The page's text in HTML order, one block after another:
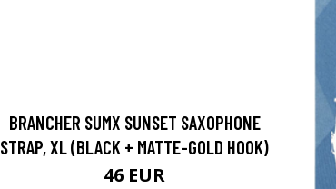
BRANCHER SUMX SUNSET SAXOPHONE
STRAP, XL (BLACK + MATTE-GOLD HOOK)
46 EUR